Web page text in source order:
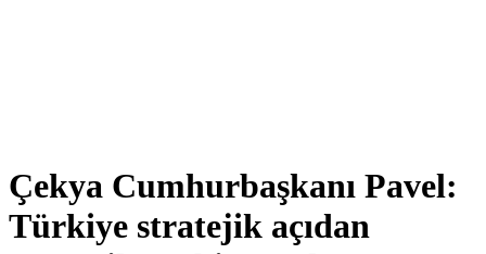
Çekya Cumhurbaşkanı Pavel:
Türkiye stratejik açıdan